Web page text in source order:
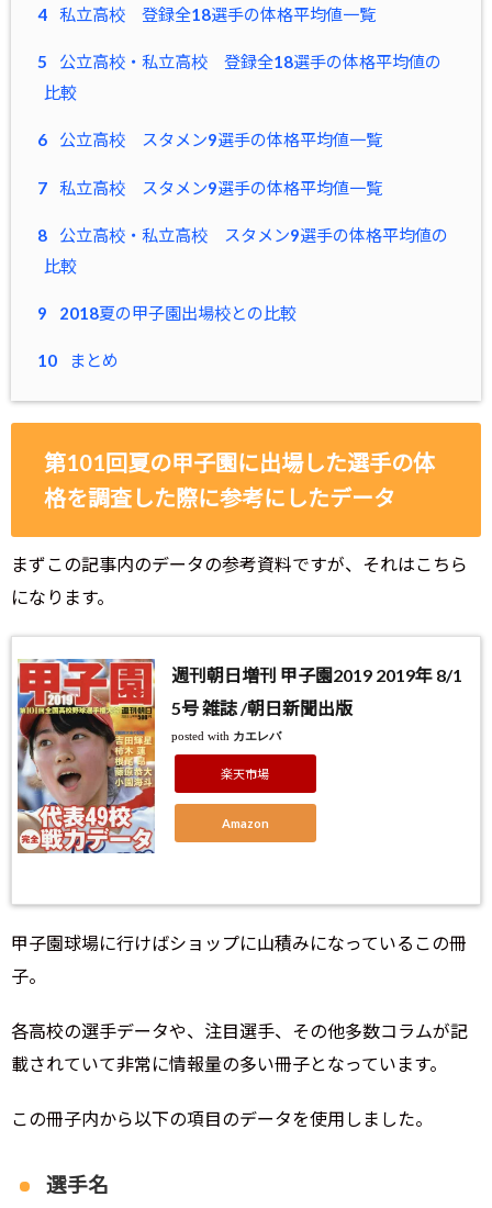
4 私立高校 登録全18選手の体格平均値一覧
5
公立高校・私立高校 登録全18選手の体格平均値の
比較
6 公立高校 スタメン9選手の体格平均値一覧
7 私立高校 スタメン9選手の体格平均値一覧
8
公立高校・私立高校 スタメン9選手の体格平均値の
比較
9 2018夏の甲子園出場校との比較
10 まとめ
第101回夏の甲子園に出場した選手の体
格を調査した際に参考にしたデータ
まずこの記事内のデータの参考資料ですが、それはこちら
になります。
週刊朝日増刊 甲子園2019 2019年 8/1
5号 雑誌 /朝日新聞出版
posted with カエレバ
楽天市場
Amazon
甲子園球場に行けばショップに山積みになっているこの冊
子。
各高校の選手データや、注目選手、その他多数コラムが記
載されていて非常に情報量の多い冊子となっています。
この冊子内から以下の項目のデータを使用しました。
選手名